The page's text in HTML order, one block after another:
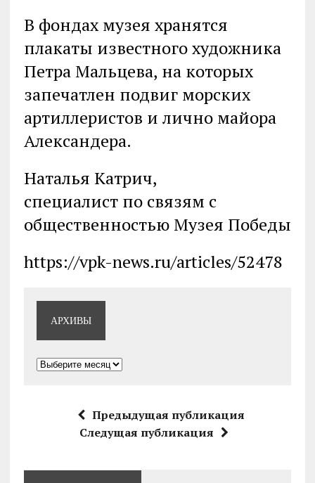
В фондах музея хранятся
плакаты известного художника
Петра Мальцева, на которых
запечатлен подвиг морских
артиллеристов и лично майора
Александера.
Наталья Катрич,
специалист по связям с
общественностью Музея Победы
https://vpk-news.ru/articles/52478
АРХИВЫ
Архивы
Предыдущая публикация
Следущая публикация